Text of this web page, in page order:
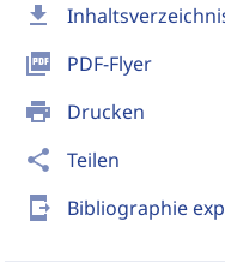
download
picture_as_pdf PDF-Flyer
print Drucken
share Teilen
send_to_mobile Bibliographie